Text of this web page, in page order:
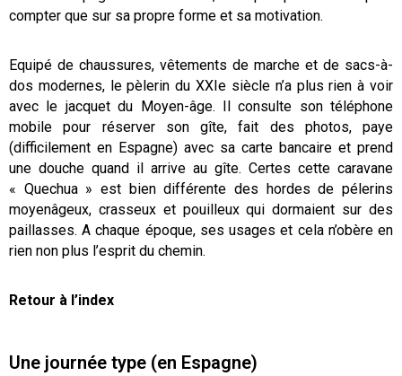
compter que sur sa propre forme et sa motivation.
Equipé de chaussures, vêtements de marche et de sacs-à-
dos modernes, le pèlerin du XXIe siècle n’a plus rien à voir
avec le jacquet du Moyen-âge. Il consulte son téléphone
mobile pour réserver son gîte, fait des photos, paye
(difficilement en Espagne) avec sa carte bancaire et prend
une douche quand il arrive au gîte. Certes cette caravane
« Quechua » est bien différente des hordes de pélerins
moyenâgeux, crasseux et pouilleux qui dormaient sur des
paillasses. A chaque époque, ses usages et cela n’obère en
rien non plus l’esprit du chemin.
Retour à l’index
Une journée type (en Espagne)